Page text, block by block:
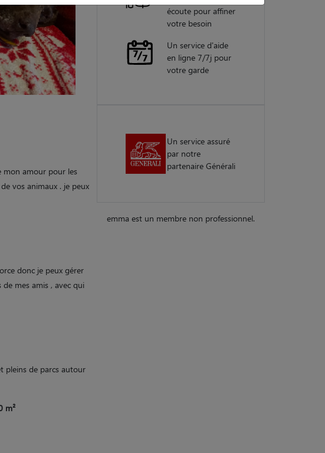
mon amour pour les
vos animaux . je peux
donc je peux gérer
mes amis , avec qui
pleins de parcs autour
m²
écoute pour affiner
votre besoin
Un service d'aide
en ligne 7/7j pour
votre garde
Un service assuré
par notre
partenaire Générali
emma est un membre non professionnel.